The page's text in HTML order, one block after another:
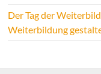
Der Tag der
Weiterbildung